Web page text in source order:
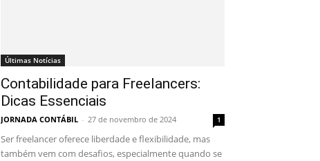
Últimas Notícias
Contabilidade para Freelancers:
Dicas Essenciais
JORNADA CONTÁBIL - 27 de novembro de 2024 1
Ser freelancer oferece liberdade e flexibilidade, mas
também vem com desafios, especialmente quando se